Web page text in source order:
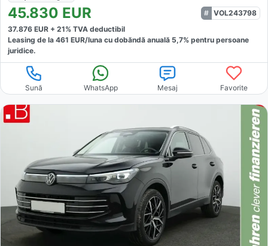
45.830 EUR
VOL243798
37.876 EUR + 21% TVA deductibil
Leasing de la 461 EUR/luna cu dobăndă anuală 5,7% pentru persoane
juridice.
Sună WhatsApp Mesaj Favorite